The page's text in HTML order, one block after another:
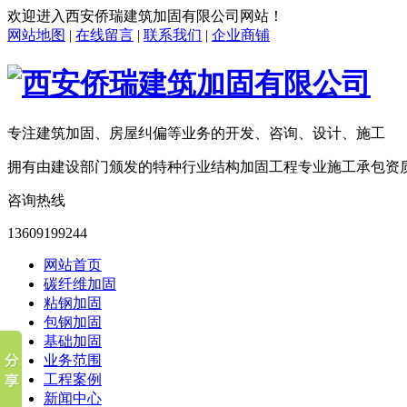
欢迎进入西安侨瑞建筑加固有限公司 网站！
网站地图 | 在线留言 | 联系我们 | 企业商铺
专注建筑加固、房屋纠偏等业务的开发、咨询、设计、施工
拥有由建设部门颁发的特种行业结构加固工程专业施工承包资
咨询热线
13609199244
网站首页
碳纤维加固
粘钢加固
包钢加固
基础加固
业务范围
工程案例
新闻中心